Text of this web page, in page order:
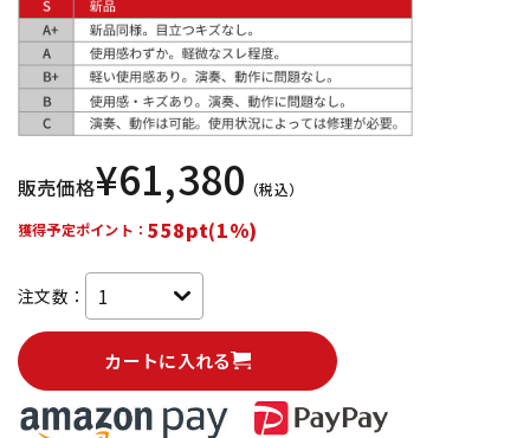
中古
販売価格¥61,380 （税込）
獲得予定ポイント： 558pt(1%)
注文数：
カートに入れる